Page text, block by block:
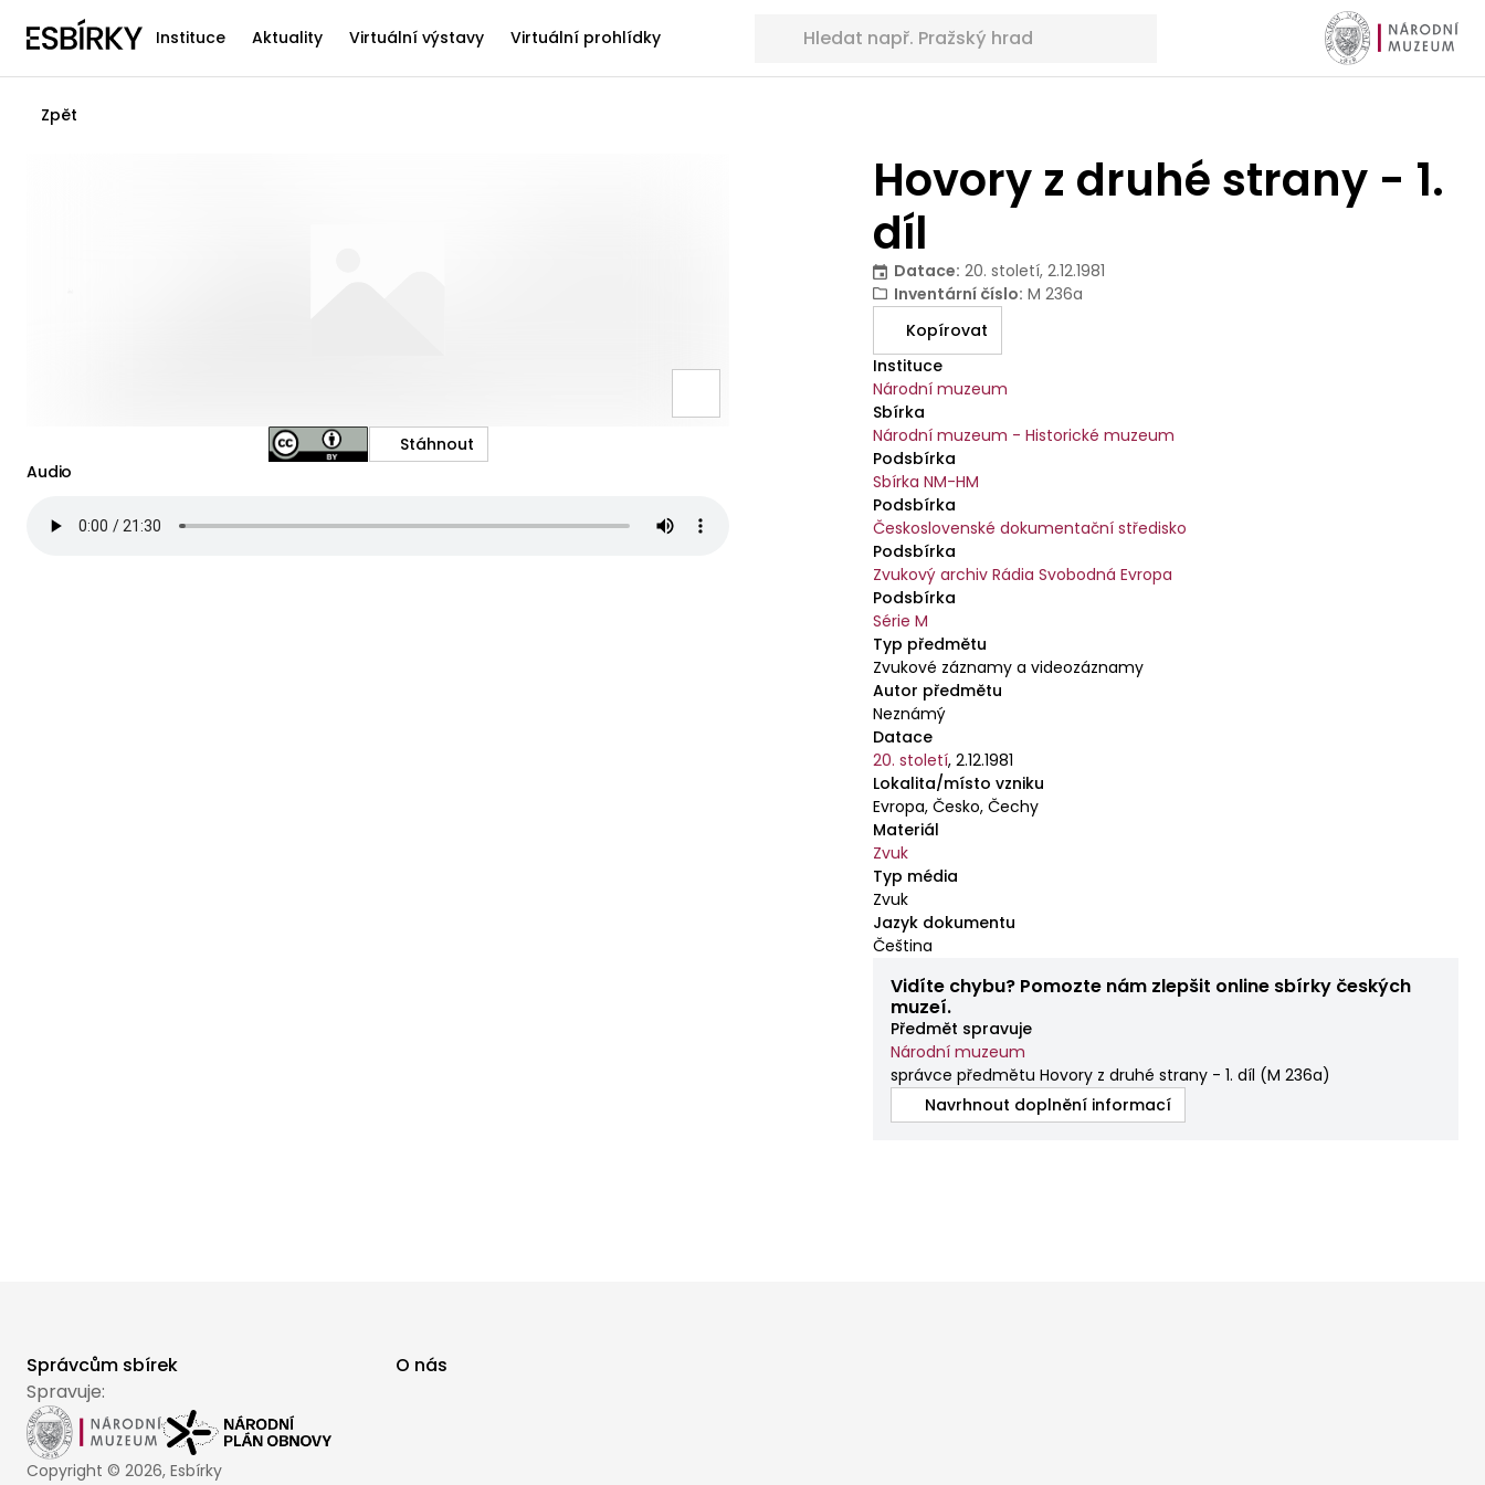
Instituce Aktuality Virtuální výstavy Virtuální prohlídky
Zpět
Hovory z druhé strany - 1.
díl
Datace: 20. století, 2.12.1981
Inventární číslo: M 236a
Kopírovat
Instituce
Národní muzeum
Sbírka
Národní muzeum - Historické muzeum
Podsbírka
Sbírka NM-HM
Podsbírka
Československé dokumentační středisko
Podsbírka
Zvukový archiv Rádia Svobodná Evropa
Podsbírka
Série M
Typ předmětu
Zvukové záznamy a videozáznamy
Autor předmětu
Neznámý
Datace
20. století,2.12.1981
Lokalita/místo vzniku
Evropa, Česko, Čechy
Materiál
Zvuk
Typ média
Zvuk
Jazyk dokumentu
Čeština
Vidíte chybu? Pomozte nám zlepšit online sbírky českých
muzeí.
Předmět spravuje
Národní muzeum
správce předmětu Hovory z druhé strany - 1. díl (M 236a)
Navrhnout doplnění informací
Stáhnout
Audio
Správcům sbírek
O nás
Spravuje:
Copyright © 2026, Esbírky